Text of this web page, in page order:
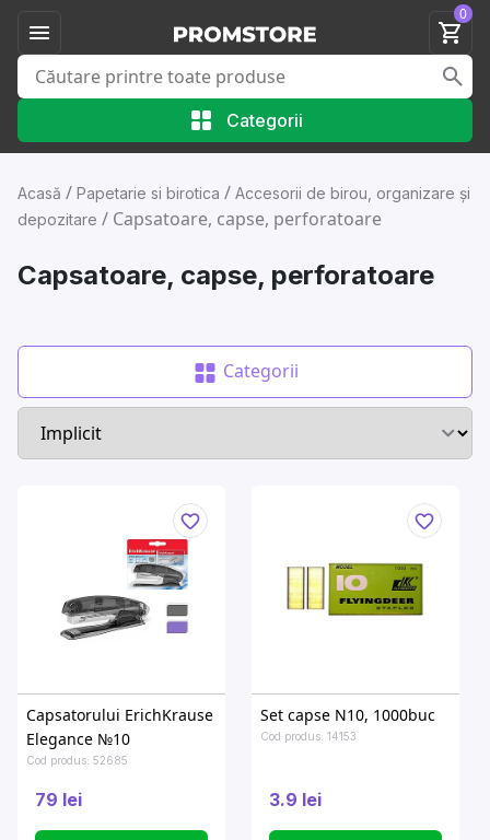
Categorii
0
Acasă / Papetarie si birotica / Accesorii de birou, organizare și
depozitare / Capsatoare, capse, perforatoare
Capsatoare, capse, perforatoare
Categorii
Сapsatorului ErichKrause
Elegance №10
Cod produs: 52685
79 lei
Set capse N10, 1000buc
Cod produs: 14153
3.9 lei